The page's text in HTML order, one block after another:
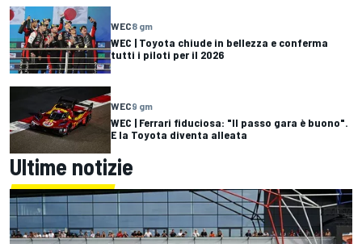
WEC8 gm
WEC | Toyota chiude in bellezza e conferma
tutti i piloti per il 2026
WEC9 gm
WEC | Ferrari fiduciosa: "Il passo gara è buono".
E la Toyota diventa alleata
Ultime notizie